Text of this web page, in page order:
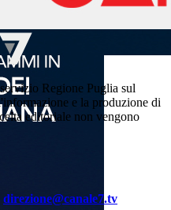
Regione Puglia sul
e la produzione di
editoriale non vengono
direzione@canale7.tv